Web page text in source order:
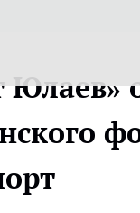
Юлаев»